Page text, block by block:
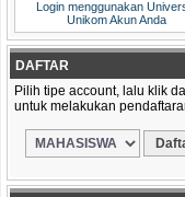
Login menggunakan
Unikom Akun Anda
DAFTAR
Pilih tipe account, lalu klik
untuk melakukan